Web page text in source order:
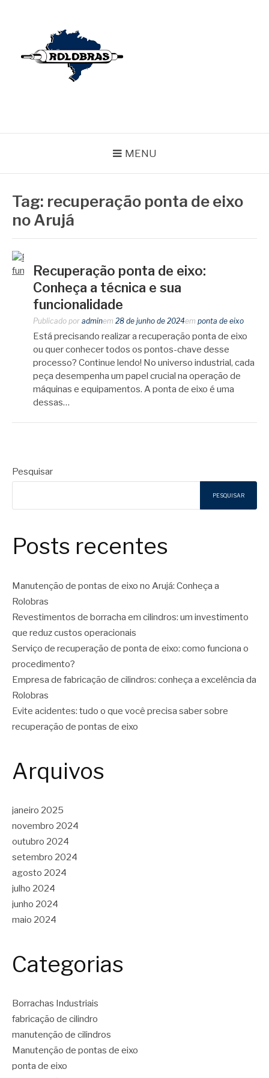
MENU
Tag: recuperação ponta de eixo
no Arujá
Recuperação ponta de eixo:
Conheça a técnica e sua
funcionalidade
Publicado por adminem 28 de junho de 2024em ponta de eixo
Está precisando realizar a recuperação ponta de eixo
ou quer conhecer todos os pontos-chave desse
processo? Continue lendo! No universo industrial, cada
peça desempenha um papel crucial na operação de
máquinas e equipamentos. A ponta de eixo é uma
dessas…
Pesquisar
PESQUISAR
Posts recentes
Manutenção de pontas de eixo no Arujá: Conheça a
Rolobras
Revestimentos de borracha em cilindros: um investimento
que reduz custos operacionais
Serviço de recuperação de ponta de eixo: como funciona o
procedimento?
Empresa de fabricação de cilindros: conheça a excelência da
Rolobras
Evite acidentes: tudo o que você precisa saber sobre
recuperação de pontas de eixo
Arquivos
janeiro 2025
novembro 2024
outubro 2024
setembro 2024
agosto 2024
julho 2024
junho 2024
maio 2024
Categorias
Borrachas Industriais
fabricação de cilindro
manutenção de cilindros
Manutenção de pontas de eixo
ponta de eixo